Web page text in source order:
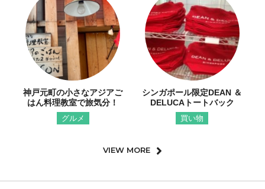
神戸元町の小さなアジアご
はん料理教室で旅気分！
グルメ
シンガポール限定DEAN ＆
DELUCAトートバック
買い物
VIEW MORE